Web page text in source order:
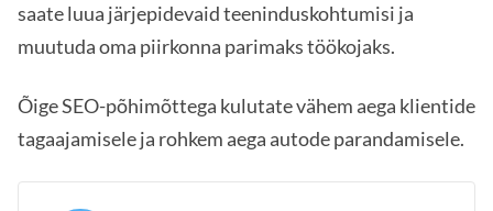
saate luua järjepidevaid teeninduskohtumisi ja
muutuda oma piirkonna parimaks töökojaks.
Õige SEO-põhimõttega kulutate vähem aega klientide
tagaajamisele ja rohkem aega autode parandamisele.